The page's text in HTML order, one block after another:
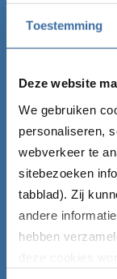
Toestemming
Deze website
We gebruiken
personaliseren,
webverkeer te
sitebezoeken
tabblad). Zij
andere
hebben
Vul onderstaand
E-mailadres*